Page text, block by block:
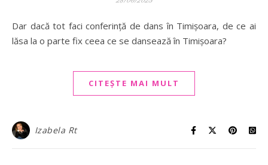
Dar dacă tot faci conferință de dans în Timișoara, de ce ai
lăsa la o parte fix ceea ce se dansează în Timișoara?
CITEȘTE MAI MULT
Izabela Rt